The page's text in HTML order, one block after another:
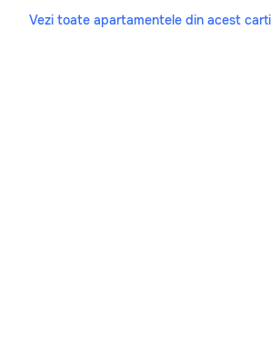
Vezi toate apartamentele din acest